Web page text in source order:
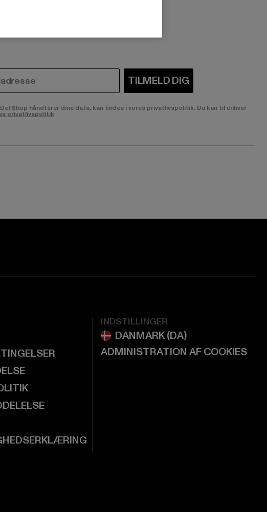
TILMELD DIG
håndterer dine data, kan findes i vores privatlivspolitik. Du kan til enhver
privatlivspolitik
page:
Facebook page:
our YouTube channel:
INDSTILLINGER
ADMINISTRATION AF COOKIES